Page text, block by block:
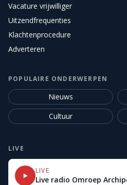
Vacature vrijwilliger
Uitzendfrequenties
Klachtenprocedure
Adverteren
POPULAIRE ONDERWERPEN
Nieuws
Cultuur
LIVE
LIVE
Live radio Omroep